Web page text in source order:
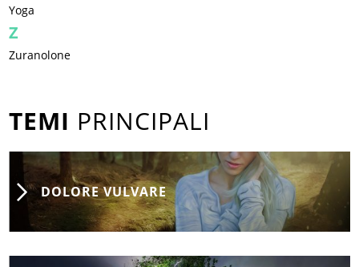
Yoga
Z
Zuranolone
TEMI PRINCIPALI
DOLORE VULVARE